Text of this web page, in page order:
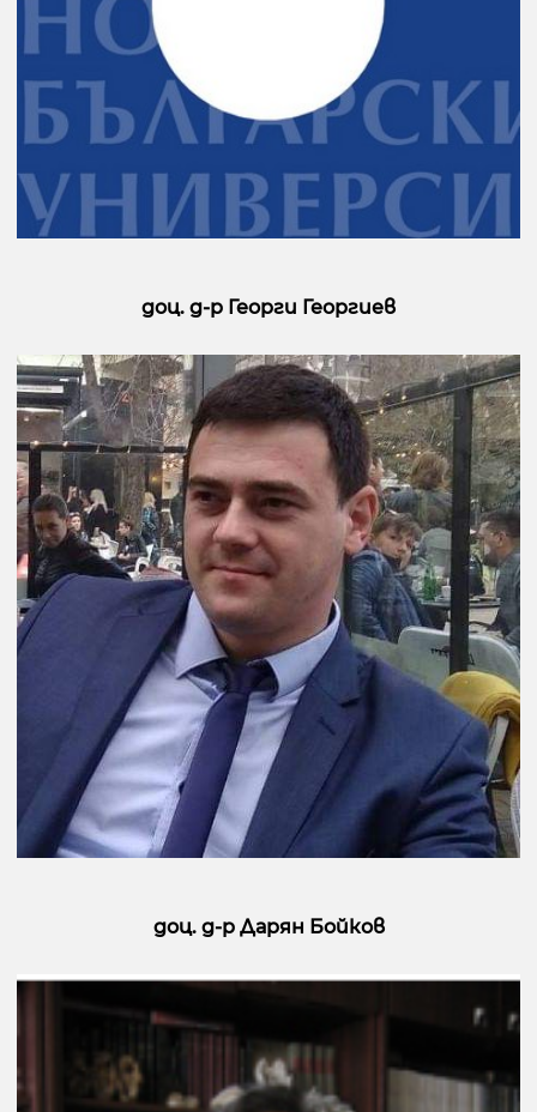
доц. д-р Георги Георгиев
доц. д-р Дарян Бойков
Предишна страница